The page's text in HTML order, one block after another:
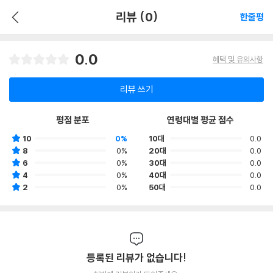
리뷰 (0) 한줄평
0.0 혜택 및 유의사항
리뷰 쓰기
평점 분포
10
0%
8
0%
6
0%
4
0%
2
0%
연령대별 평균 점수
10대
0.0
20대
0.0
30대
0.0
40대
0.0
50대
0.0
등록된 리뷰가 없습니다!